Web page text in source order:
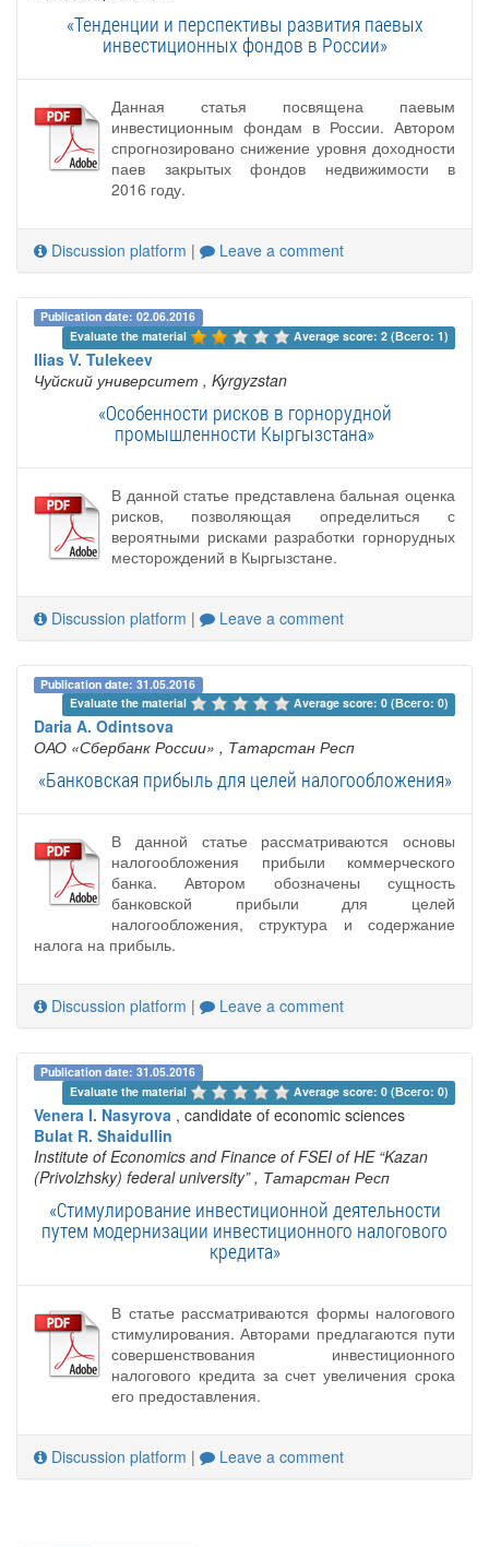
«Тенденции и перспективы развития паевых
инвестиционных фондов в России»
Данная статья посвящена паевым
инвестиционным фондам в России. Автором
спрогнозировано снижение уровня доходности
паев закрытых фондов недвижимости в
2016 году.
Discussion platform | Leave a comment
Publication date: 02.06.2016
Evaluate the material
Average score: 2 (Всего: 1)
Ilias V. Tulekeev
Чуйский университет , Kyrgyzstan
«Особенности рисков в горнорудной
промышленности Кыргызстана»
В данной статье представлена бальная оценка
рисков, позволяющая определиться с
вероятными рисками разработки горнорудных
месторождений в Кыргызстане.
Discussion platform | Leave a comment
Publication date: 31.05.2016
Evaluate the material
Average score: 0 (Всего: 0)
Daria A. Odintsova
ОАО «Сбербанк России» , Татарстан Респ
«Банковская прибыль для целей налогообложения»
В данной статье рассматриваются основы
налогообложения прибыли коммерческого
банка. Автором обозначены сущность
банковской прибыли для целей
налогообложения, структура и содержание
налога на прибыль.
Discussion platform | Leave a comment
Publication date: 31.05.2016
Evaluate the material
Average score: 0 (Всего: 0)
Venera I. Nasyrova , candidate of economic sciences
Bulat R. Shaidullin
Institute of Economics and Finance of FSEI of HE “Kazan
(Privolzhsky) federal university” , Татарстан Респ
«Стимулирование инвестиционной деятельности
путем модернизации инвестиционного налогового
кредита»
В статье рассматриваются формы налогового
стимулирования. Авторами предлагаются пути
совершенствования инвестиционного
налогового кредита за счет увеличения срока
его предоставления.
Discussion platform | Leave a comment